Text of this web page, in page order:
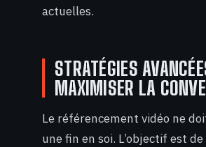
actuelles.
STRATÉGIES
MAXIMISER LA
Le référencement vidéo ne
une fin en soi. L’objectif est